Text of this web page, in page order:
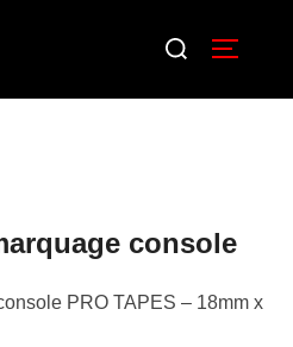
console
PRO TAPES – 18mm x